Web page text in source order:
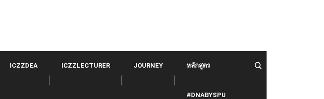
ICZZDEA ICZZLECTURER JOURNEY หลักสูตร
#DNABYSPU